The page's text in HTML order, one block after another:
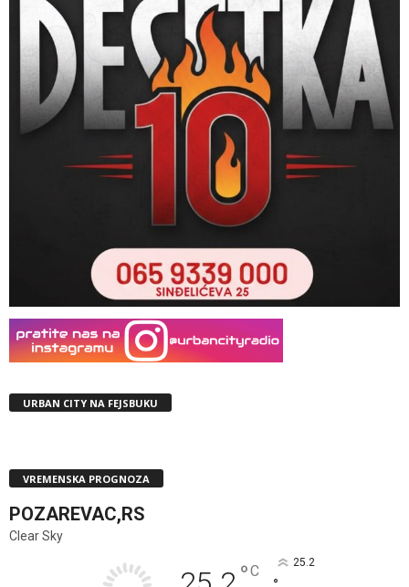
URBAN CITY NA FEJSBUKU
VREMENSKA PROGNOZA
POZAREVAC,RS
Clear Sky
°C 25.2